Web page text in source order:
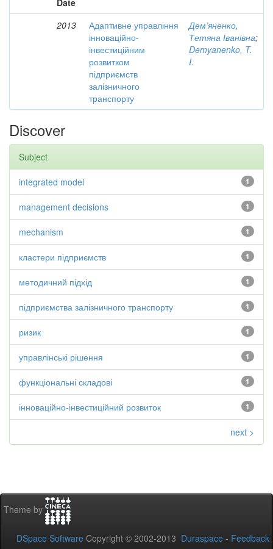
Date
2013
Адаптивне управління
інноваційно-
інвестиційним
розвитком
підприємств
залізничного
транспорту
Дем’яненко,
Тетяна Іванівна;
Demyanenko, T.
I.
Discover
Subject
1
integrated model
1
management decisions
1
mechanism
1
кластери підприємств
1
методичний підхід
1
підприємства залізничного транспорту
1
ризик
1
управлінські рішення
1
функціональні складові
1
інноваційно-інвестиційний розвиток
next >
Theme by
DSpace Software Copyright © 2002-2013 Duraspace - Feedback